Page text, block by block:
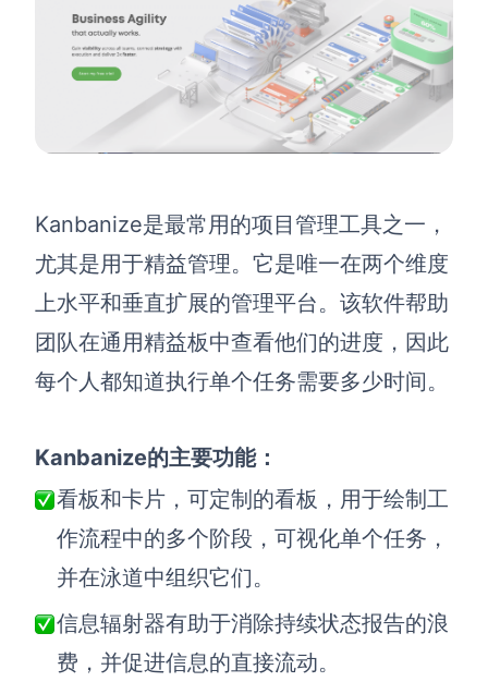
Kanbanize是最常用的项目管理工具之一，
尤其是用于精益管理。它是唯一在两个维度
上水平和垂直扩展的管理平台。该软件帮助
团队在通用精益板中查看他们的进度，因此
每个人都知道执行单个任务需要多少时间。
Kanbanize的主要功能：
看板和卡片，可定制的看板，用于绘制工
作流程中的多个阶段，可视化单个任务，
并在泳道中组织它们。
信息辐射器有助于消除持续状态报告的浪
费，并促进信息的直接流动。